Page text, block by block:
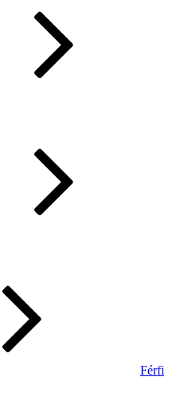
Férfi